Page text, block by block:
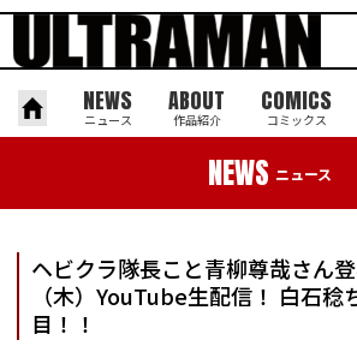
NEWS
ニュース
ABOUT
作品紹介
COMICS
コミックス
NEWS ニュース
ヘビクラ隊長こと青柳尊哉さん
（木）YouTube生配信！ 白石稔
目！！